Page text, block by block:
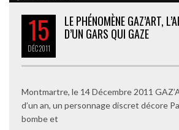
15
DÉC2011
LE PHÉNOMÈNE GAZ’ART,
D’UN GARS QUI GAZE
Montmartre, le 14 Décembre 2011
d’un an, un personnage discret décore
bombe et